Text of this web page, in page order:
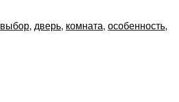
выбор, дверь, комната, особенность,